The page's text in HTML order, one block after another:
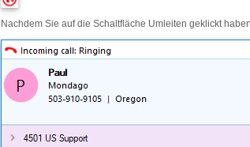
Nachdem Sie auf die Schaltfläche Umleiten geklickt